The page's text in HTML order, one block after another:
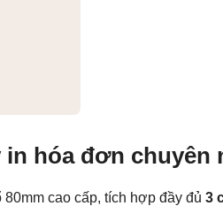
in hóa đơn
80mm cao cấp, tích hợp đầy đủ 3